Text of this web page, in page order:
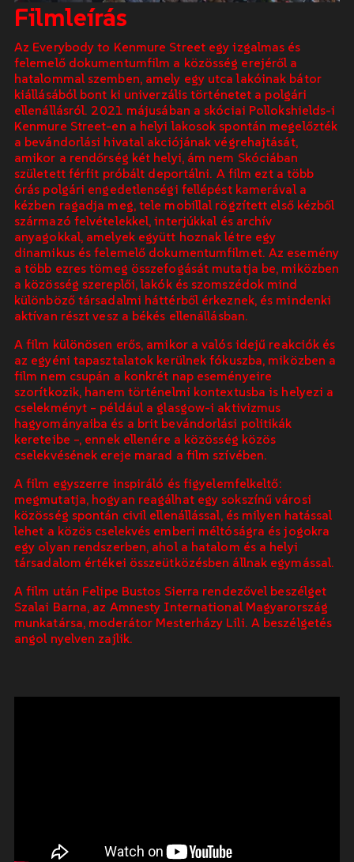
Filmleírás
Az Everybody to Kenmure Street egy izgalmas és
felemelő dokumentumfilm a közösség erejéről a
hatalommal szemben, amely egy utca lakóinak bátor
kiállásából bont ki univerzális történetet a polgári
ellenállásról. 2021 májusában a skóciai Pollokshields-i
Kenmure Street-en a helyi lakosok spontán megelőzték
a bevándorlási hivatal akciójának végrehajtását,
amikor a rendőrség két helyi, ám nem Skóciában
született férfit próbált deportálni. A film ezt a több
órás polgári engedetlenségi fellépést kamerával a
kézben ragadja meg, tele mobillal rögzített első kézből
származó felvételekkel, interjúkkal és archív
anyagokkal, amelyek együtt hoznak létre egy
dinamikus és felemelő dokumentumfilmet. Az esemény
a több ezres tömeg összefogását mutatja be, miközben
a közösség szereplői, lakók és szomszédok mind
különböző társadalmi háttérből érkeznek, és mindenki
aktívan részt vesz a békés ellenállásban.
A film különösen erős, amikor a valós idejű reakciók és
az egyéni tapasztalatok kerülnek fókuszba, miközben a
film nem csupán a konkrét nap eseményeire
szorítkozik, hanem történelmi kontextusba is helyezi a
cselekményt – például a glasgow-i aktivizmus
hagyományaiba és a brit bevándorlási politikák
kereteibe –, ennek ellenére a közösség közös
cselekvésének ereje marad a film szívében.
A film egyszerre inspiráló és figyelemfelkeltő:
megmutatja, hogyan reagálhat egy sokszínű városi
közösség spontán civil ellenállással, és milyen hatással
lehet a közös cselekvés emberi méltóságra és jogokra
egy olyan rendszerben, ahol a hatalom és a helyi
társadalom értékei összeütközésben állnak egymással.
A film után Felipe Bustos Sierra rendezővel beszélget
Szalai Barna, az Amnesty International Magyarország
munkatársa, moderátor Mesterházy Lili. A beszélgetés
angol nyelven zajlik.